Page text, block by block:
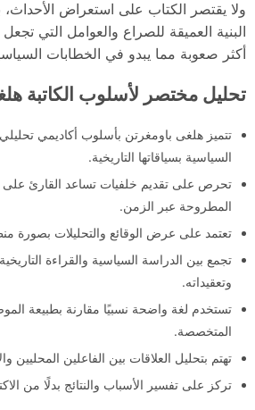
ولا يقتصر الكتاب على استعراض
البنية العميقة للصراع والعوامل التي
أكثر صعوبة مما يبدو في الخطابات
تحليل مختصر لأسلوب الكاتبة
تتميز هلغى باومغرتن بأسلوب أكاديمي
السياسية بسياقاتها التاريخية.
تحرص على تقديم خلفيات تساعد القارئ على
المطروحة عبر الزمن.
تعتمد على عرض الوقائع والتحليلات بصورة
تجمع بين الدراسة السياسية والقراءة
وتعقيداته.
تستخدم لغة واضحة نسبيًا مقارنة بطبيعة
المتخصصة.
تهتم بتحليل العلاقات بين الفاعلين المحليين
تركز على تفسير الأسباب والنتائج بدلًا من